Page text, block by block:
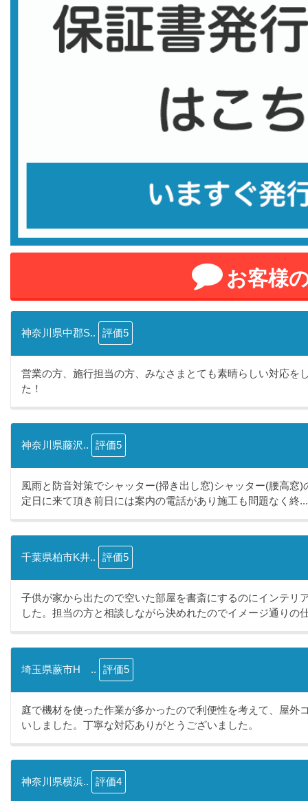
お客様
神奈川県中郡S.. 評価5
営業の方、施行担当の方、みなさまとても素晴らしい対応を
た！
神奈川県藤沢.. 評価5
風雨と防音対策でシャッター(掃き出し窓)シャッター(腰高窓
定日に来て頂き前日には案内の電話があり施工も問題なく終...
千葉県柏市K井.. 評価5
子供が家から出たので空いた部屋を書斎にするのにインテリ
した。担当の方と相談しながら決めれたのでイメージ通りの
埼玉県蕨市H .. 評価5
庭で機材を使った作業が多かったので利便性を考えて、屋外
いしました。丁寧な対応ありがとうございました。
神奈川県横浜.. 評価4